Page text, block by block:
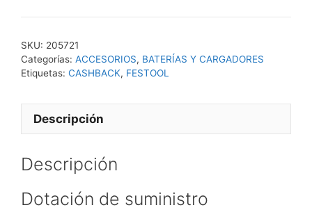
SKU: 205721
Categorías: ACCESORIOS, BATERÍAS Y CARGADORES
Etiquetas: CASHBACK, FESTOOL
Descripción
Descripción
Dotación de suministro